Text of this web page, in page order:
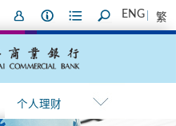
ENG 繁
个人理财